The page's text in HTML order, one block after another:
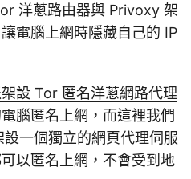
洋蔥路由器與 Privoxy 架
電腦上網時隱藏自己的 IP
設 Tor 匿名洋蔥網路代理
腦匿名上網，而這裡我們
一個獨立的網頁代理伺服
以匿名上網，不會受到地